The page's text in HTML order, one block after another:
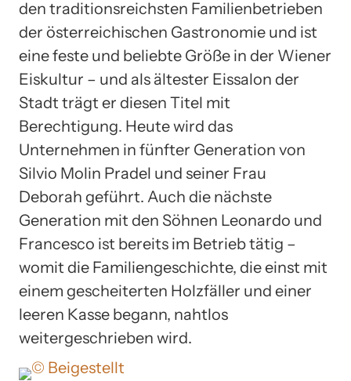
den traditionsreichsten Familienbetrieben
der österreichischen Gastronomie und ist
eine feste und beliebte Größe in der Wiener
Eiskultur – und als ältester Eissalon der
Stadt trägt er diesen Titel mit
Berechtigung. Heute wird das
Unternehmen in fünfter Generation von
Silvio Molin Pradel und seiner Frau
Deborah geführt. Auch die nächste
Generation mit den Söhnen Leonardo und
Francesco ist bereits im Betrieb tätig –
womit die Familiengeschichte, die einst mit
einem gescheiterten Holzfäller und einer
leeren Kasse begann, nahtlos
weitergeschrieben wird.